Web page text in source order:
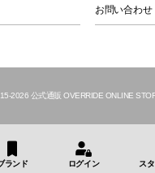
お問い合わせ
-2026 公式通販 OVERRIDE ONLINE
ランド ログイン ス